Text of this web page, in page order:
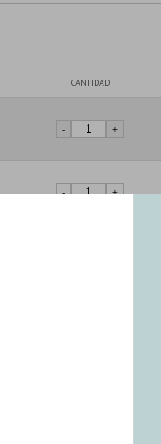
CANTIDAD
- +
- +